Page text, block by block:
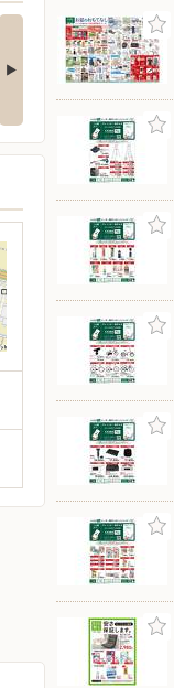
の酒類合同キャンペ
の酒類合同キャンペーン
催中！ 抽選で最大…